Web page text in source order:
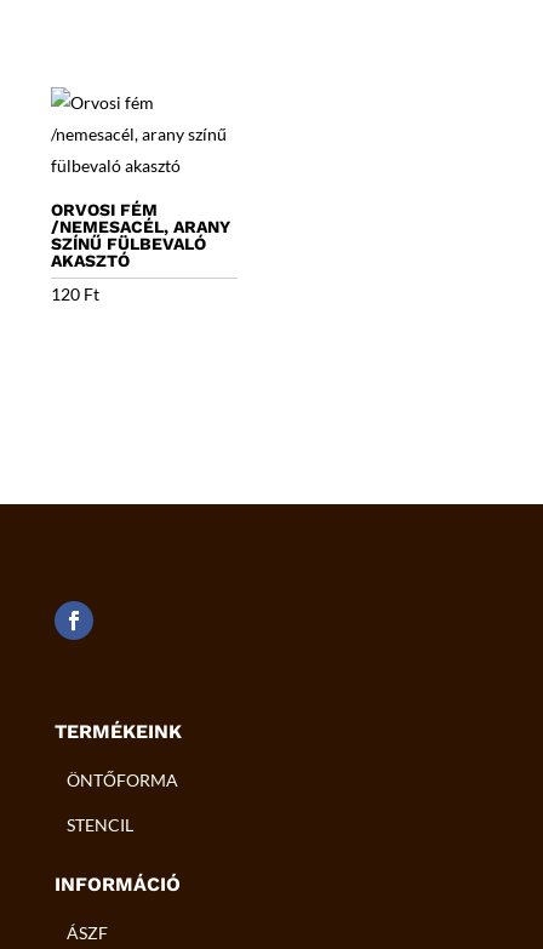
ORVOSI FÉM
/NEMESACÉL, ARANY
SZÍNŰ FÜLBEVALÓ
AKASZTÓ
120 Ft
TERMÉKEINK
ÖNTŐFORMA
STENCIL
INFORMÁCIÓ
ÁSZF